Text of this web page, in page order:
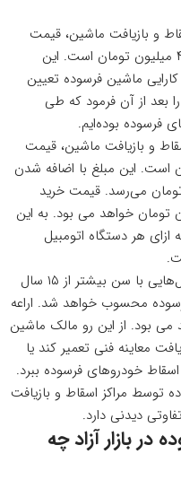
و بازیافت ماشین، قیمت
خودروهای فرسوده اکنون بین ۳۵ الی ۴۲ میلیون تومان است. این
ماشین فرسوده تعیین
بعد از آن فرمود که طی
فرسوده بوده‌ایم.
و بازیافت ماشین، قیمت
۱۵ میلیون تومان است. این مبلغ با اضافه شدن
نزدیک به ۴۵ میلیون تومان می‌رسد. قیمت خرید
مشتریان ۳۵ الی ۴۰ میلیون تومان خواهد می بود. به این
هر دستگاه اتومبیل
بر پایه قانون فرسودگی خودروها، اتومبیل‌هایی با سن بیشتر از ۱۵ سال
محسوب خواهد شد. اراعه
بود. از این رو مالک ماشین
معاینه فنی تعمیر کند یا
خودروهای فرسوده ببرد.
توسط مراکز اسقاط و بازیافت
دیدنی دارد.
بازار آزاد چه